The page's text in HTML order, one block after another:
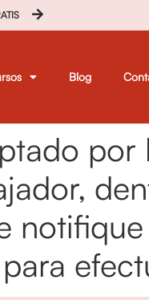
Blog
por